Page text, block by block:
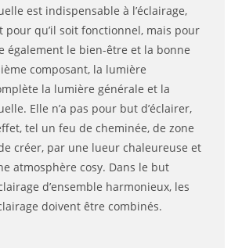
est indispensable à l’éclairage,
pour qu’il soit fonctionnel, mais pour
également le bien-être et la bonne
composant, la lumière
la lumière générale et la
Elle n’a pas pour but d’éclairer,
tel un feu de cheminée, de zone
créer, par une lueur chaleureuse et
atmosphère cosy. Dans le but
d’ensemble harmonieux, les
doivent être combinés.